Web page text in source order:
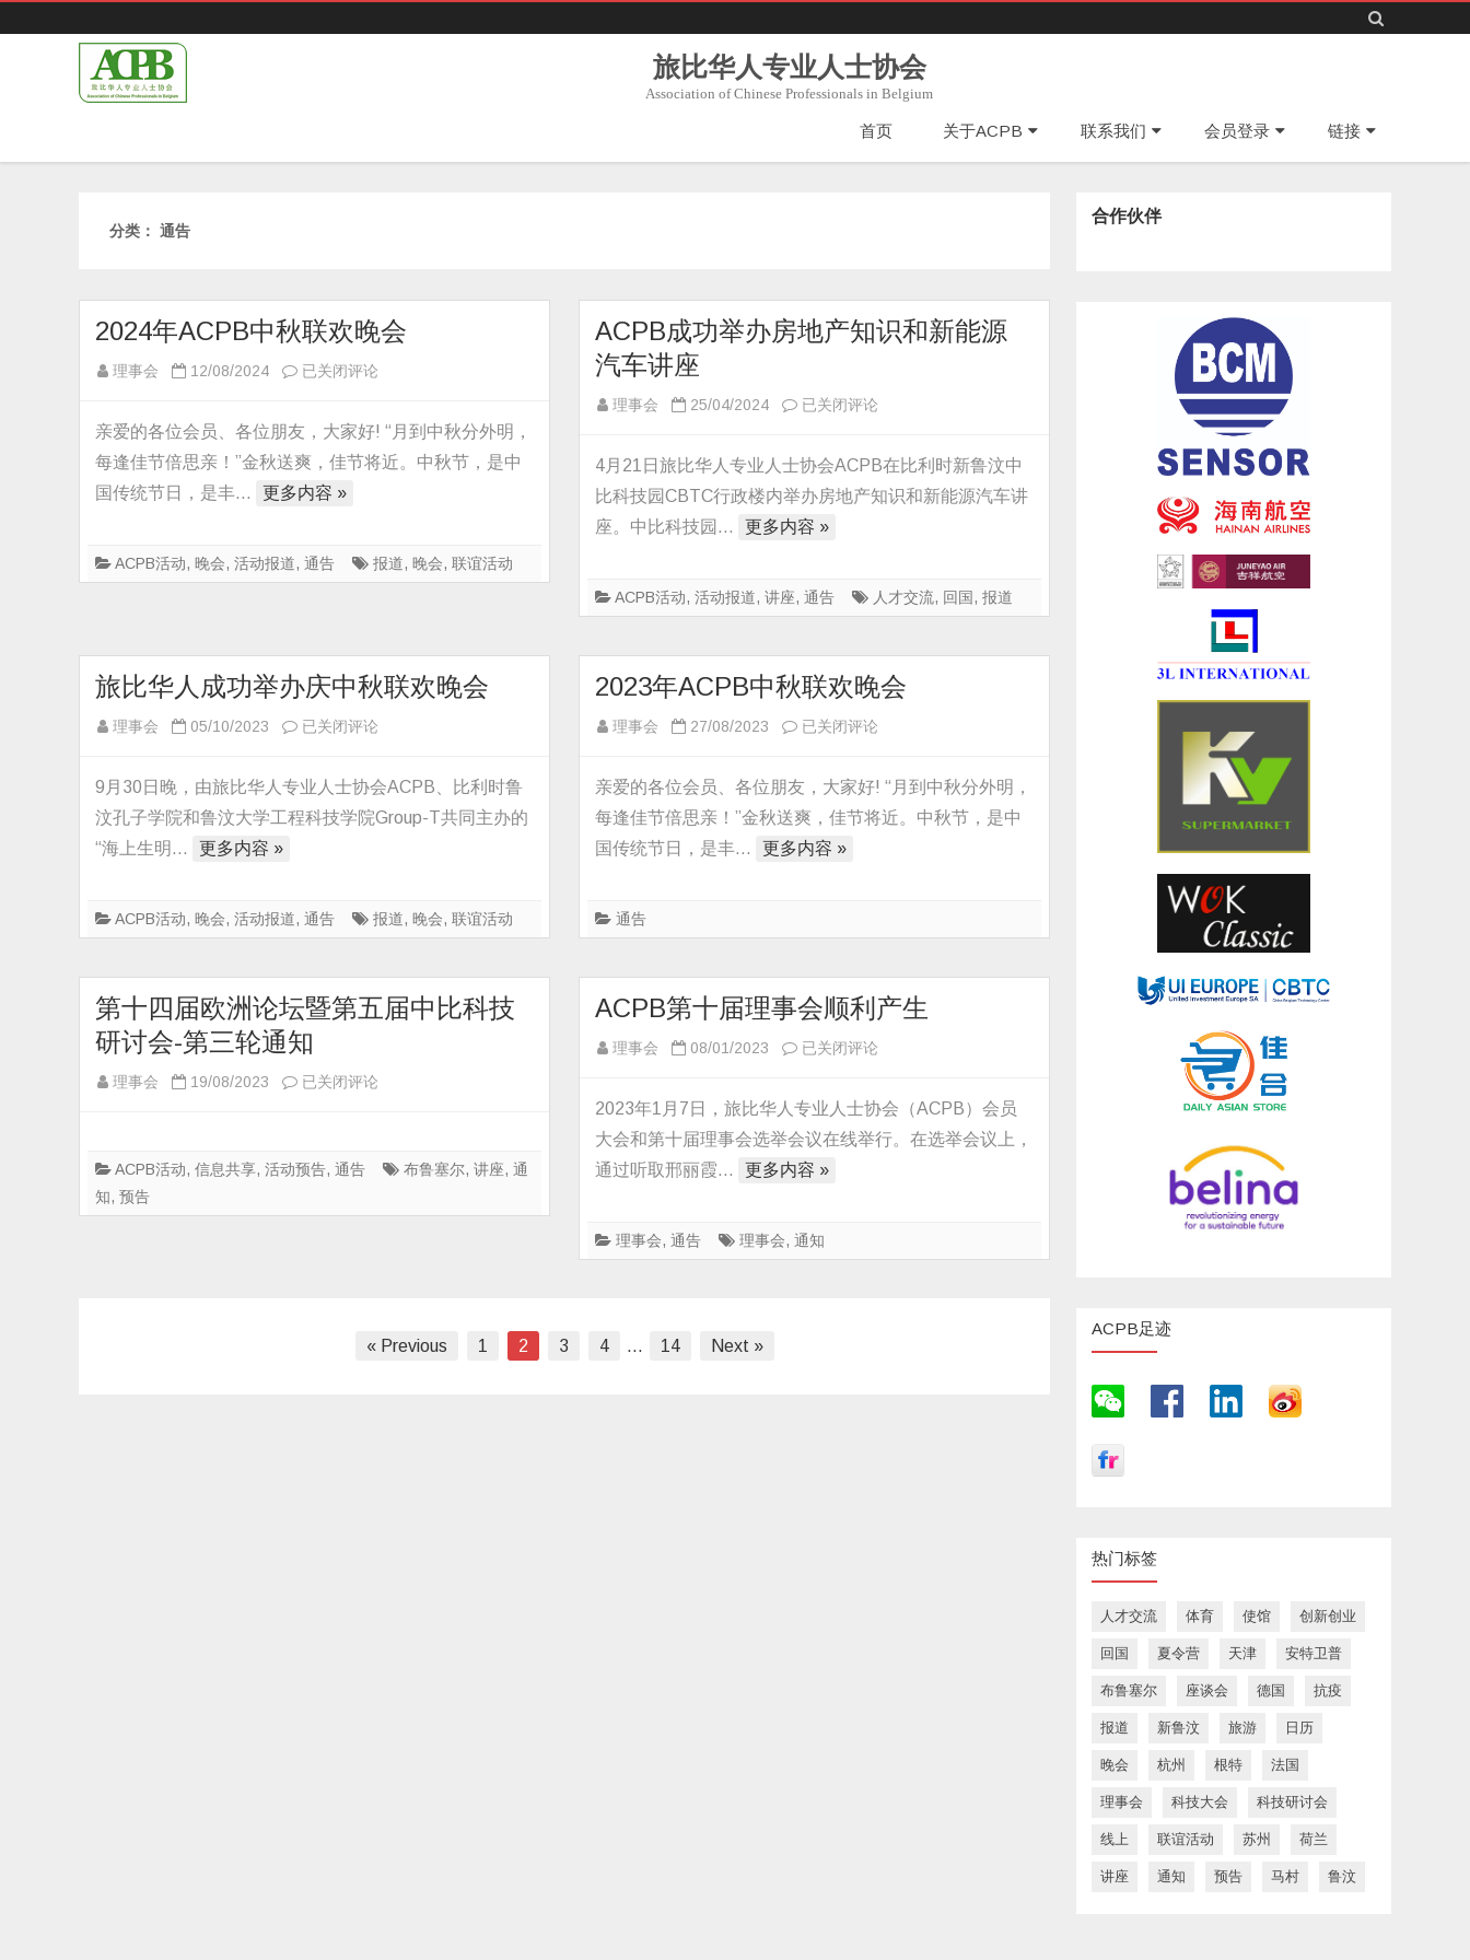
旅比华人专业人士协会
Association of Chinese Professionals in Belgium
to
首页 关于ACPB 联系我们 会员登录 链接
分类： 通告
2024年ACPB中秋联欢晚会
理事会 12/08/2024
2024
ACPB
中
联
晚
已关闭评论
亲爱的各位会员、各位朋友，大家好! “月到中秋分外明，
每逢佳节倍思亲！”金秋送爽，佳节将近。中秋节，是中
国传统节日，是丰…
更多内容 »
ACPB活动, 晚会, 活动报道, 通告 报道, 晚会, 联谊活动
ACPB成功举办房地产知识和新能源
汽车讲座
理事会 25/04/2024
ACPB
功
举
房
产
和
新
能
汽
车
讲
已关闭评论
4月21日旅比华人专业人士协会ACPB在比利时新鲁汶中
比科技园CBTC行政楼内举办房地产知识和新能源汽车讲
座。中比科技园…
更多内容 »
ACPB活动,活动报道,讲座,通告 人才交流, 回国,报道
旅比华人成功举办庆中秋联欢晚会
理事会 05/10/2023
旅
华
人
办
秋
联
欢
晚
已关闭评论
9月30日晚，由旅比华人专业人士协会ACPB、比利时鲁
汶孔子学院和鲁汶大学工程科技学院Group-T共同主办的
“海上生明…
更多内容 »
ACPB活动, 晚会, 活动报道, 通告 报道, 晚会, 联谊活动
2023年ACPB中秋联欢晚会
理事会 27/08/2023
2023
ACPB
中
联
已关闭评论
亲爱的各位会员、各位朋友，大家好! “月到中秋分外明，
每逢佳节倍思亲！”金秋送爽，佳节将近。中秋节，是中
国传统节日，是丰…
更多内容 »
通告
第十四届欧洲论坛暨第五届中比科技
研讨会-第三轮通知
理事会 19/08/2023
第
届
洲
已关闭评论
ACPB活动, 信息共享, 活动预告, 通告 布鲁塞尔, 讲座, 通
知, 预告
ACPB第十届理事会顺利产生
理事会 08/01/2023
ACPB
十
届
事
顺
已关闭评论
2023年1月7日，旅比华人专业人士协会（ACPB）会员
大会和第十届理事会选举会议在线举行。在选举会议上，
通过听取邢丽霞…
更多内容 »
理事会,通告 理事会,通知
« Previous 1 2 3 4 … 14 Next »
合作伙伴
ACPB足迹
热门标签
人才交流 体育 使馆 创新创业
回国 夏令营 天津 安特卫普
布鲁塞尔 座谈会 德国 抗疫
报道 新鲁汶 旅游 日历
晚会 杭州 根特 法国
理事会 科技大会 科技研讨会
线上 联谊活动 苏州 荷兰
讲座 通知 预告 马村 鲁汶